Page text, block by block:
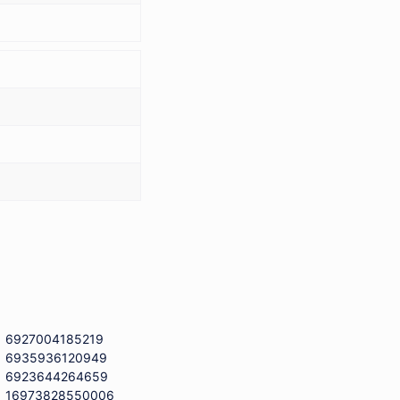
6927004185219
6935936120949
6923644264659
16973828550006